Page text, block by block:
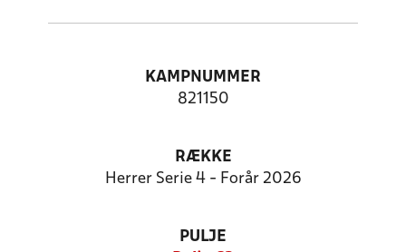
KAMPNUMMER
821150
RÆKKE
Herrer Serie 4 - Forår 2026
PULJE